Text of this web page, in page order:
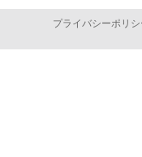
プライバシーポリシ